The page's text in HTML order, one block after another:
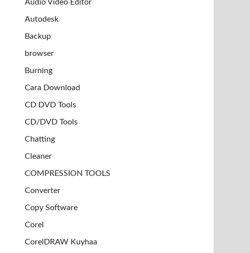
Audio Video Editor
Autodesk
Backup
browser
Burning
Cara Download
CD DVD Tools
CD/DVD Tools
Chatting
Cleaner
COMPRESSION TOOLS
Converter
Copy Software
Corel
CorelDRAW Kuyhaa